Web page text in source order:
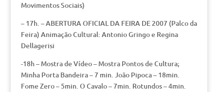
Movimentos Sociais)
– 17h. – ABERTURA OFICIAL DA FEIRA DE 2007 (Palco da
Feira) Animação Cultural: Antonio Gringo e Regina
Dellagerisi
-18h – Mostra de Vídeo – Mostra Pontos de Cultura;
Minha Porta Bandeira – 7 min. João Pipoca – 18min.
Fome Zero – 5min. O Cavalo – 7min. Rotundos – 4min.